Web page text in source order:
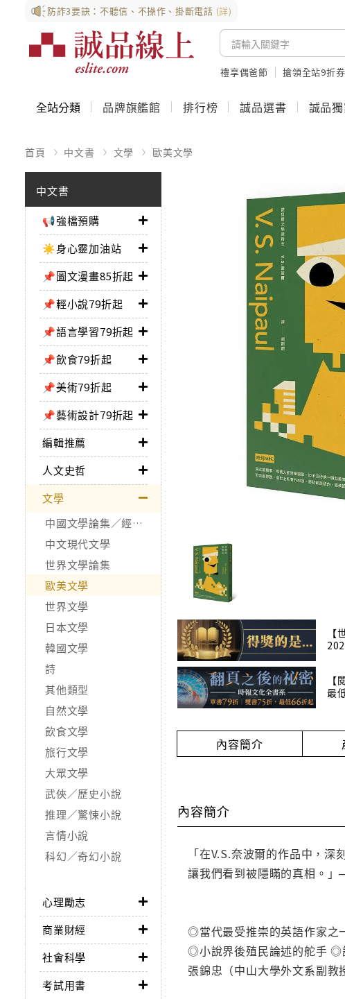
防詐3要訣：不聽信、不操作、掛斷電話 (詳)
禮享偶爸節 搶領全站9折券
全站分類 品牌旗艦館 排行榜 誠品選書 誠品
首頁 中文書 文學 歐美文學
中文書
📢強檔預購
☀️身心靈加油站
📌圖文漫畫85折起
📌輕小說79折起
📌語言學習79折起
📌飲食79折起
📌美術79折起
📌藝術設計79折起
編輯推薦
人文史哲
文學
中國文學論集／經典作品
中文現代文學
世界文學論集
歐美文學
世界文學
日本文學
韓國文學
詩
其他類型
自然文學
飲食文學
旅行文學
大眾文學
武俠／歷史小說
推理／驚悚小說
言情小說
科幻／奇幻小說
心理勵志
商業財經
社會科學
考試用書
最
內容簡介
內容簡介
「在V.S.奈波爾的作品中，深
讓我們看到被隱瞞的真相。
◎當代最受推崇的英語作家之
◎小說界後殖民論述的舵手 ◎
張錦忠（中山大學外文系副教